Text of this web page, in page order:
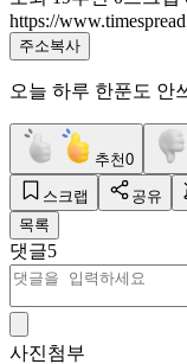
https://
주소복사
오늘 하루 한푼도 안
추천0
스크랩 공유
목록
댓글5
사진첨부